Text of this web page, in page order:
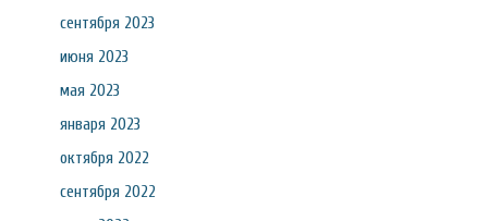
сентября 2023
июня 2023
мая 2023
января 2023
октября 2022
сентября 2022